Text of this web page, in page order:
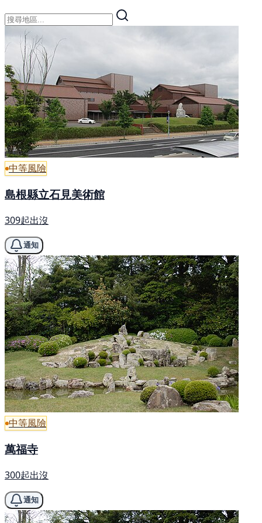
中等風險
島根縣立石見美術館
309起出沒
通知
中等風險
萬福寺
300起出沒
通知